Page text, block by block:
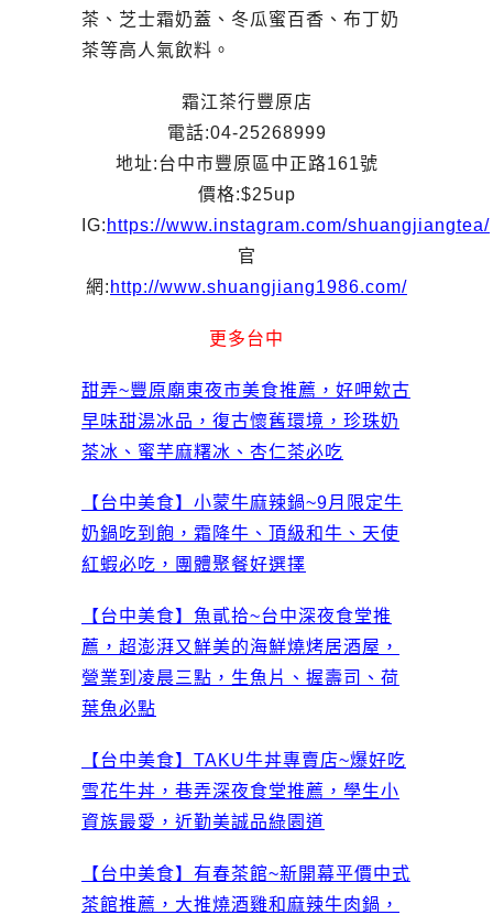
茶、芝士霜奶蓋、冬瓜蜜百香、布丁奶
茶等高人氣飲料。
霜江茶行豐原店
電話:04-25268999
地址:台中市豐原區中正路161號
價格:$25up
IG: https://www.instagram.com/shuangjiangtea/
官
網: http://www.shuangjiang1986.com/
更多台中
甜弄~豐原廟東夜市美食推薦，好呷欸古
早味甜湯冰品，復古懷舊環境，珍珠奶
茶冰、蜜芋麻糬冰、杏仁茶必吃
【台中美食】小蒙牛麻辣鍋~9月限定牛
奶鍋吃到飽，霜降牛、頂級和牛、天使
紅蝦必吃，團體聚餐好選擇
【台中美食】魚貳拾~台中深夜食堂推
薦，超澎湃又鮮美的海鮮燒烤居酒屋，
營業到凌晨三點，生魚片、握壽司、荷
葉魚必點
【台中美食】TAKU牛丼專賣店~爆好吃
雪花牛丼，巷弄深夜食堂推薦，學生小
資族最愛，近勤美誠品綠園道
【台中美食】有春茶館~新開幕平價中式
茶館推薦，大推燒酒雞和麻辣牛肉鍋，